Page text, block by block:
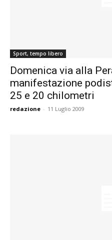
Sport, tempo libero
Domenica via alla
manifestazione
25 e 20 chilometri
redazione - 11 Luglio 2009